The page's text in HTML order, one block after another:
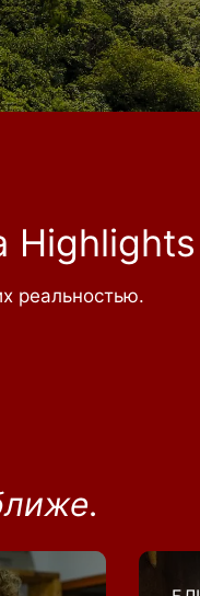
Highlights
реальностью.